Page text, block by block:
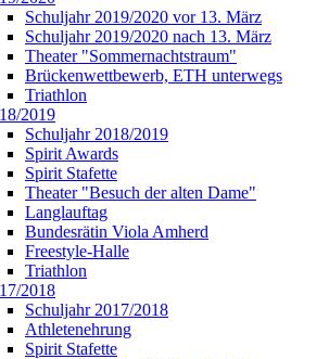
Schuljahr 2019/2020 vor 13. März
Schuljahr 2019/2020 nach 13. März
Theater "Sommernachtstraum"
Brückenwettbewerb, ETH unterwegs
Triathlon
2019
Schuljahr 2018/2019
Spirit Awards
Spirit Stafette
Theater "Besuch der alten Dame"
Langlauftag
Bundesrätin Viola Amherd
Freestyle-Halle
Triathlon
2018
Schuljahr 2017/2018
Athletenehrung
Spirit Stafette